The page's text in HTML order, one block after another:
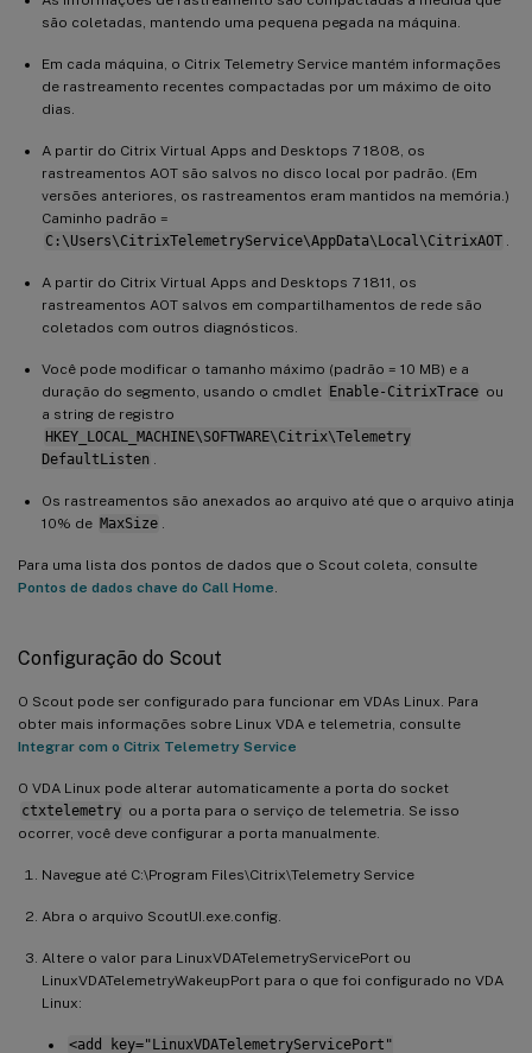
são coletadas, mantendo uma pequena pegada na máquina.
Em cada máquina, o Citrix Telemetry Service mantém informações
de rastreamento recentes compactadas por um máximo de oito
dias.
A partir do Citrix Virtual Apps and Desktops 7 1808, os
rastreamentos AOT são salvos no disco local por padrão. (Em
versões anteriores, os rastreamentos eram mantidos na memória.)
Caminho padrão =
C:\Users\CitrixTelemetryService\AppData\Local\CitrixAOT
A partir do Citrix Virtual Apps and Desktops 7 1811, os
rastreamentos AOT salvos em compartilhamentos de rede são
coletados com outros diagnósticos.
Você pode modificar o tamanho máximo (padrão = 10 MB) e a
duração do segmento, usando o cmdlet Enable-CitrixTrace ou
a string de registro
HKEY_LOCAL_MACHINE\SOFTWARE\Citrix\Telemetry
DefaultListen
Os rastreamentos são anexados ao arquivo até que o arquivo atinja
10% de MaxSize
Para uma lista dos pontos de dados que o Scout coleta, consulte
Pontos de dados chave do Call Home
Configuração do Scout
O Scout pode ser configurado para funcionar em VDAs Linux. Para
obter mais informações sobre Linux VDA e telemetria, consulte
Integrar com o Citrix Telemetry Service
O VDA Linux pode alterar automaticamente a porta do socket
ctxtelemetry ou a porta para o serviço de telemetria. Se isso
ocorrer, você deve configurar a porta manualmente.
Navegue até C:\Program Files\Citrix\Telemetry Service
Abra o arquivo ScoutUI.exe.config.
Altere o valor para LinuxVDATelemetryServicePort ou
LinuxVDATelemetryWakeupPort para o que foi configurado no VDA
Linux:
<add key="LinuxVDATelemetryServicePort"